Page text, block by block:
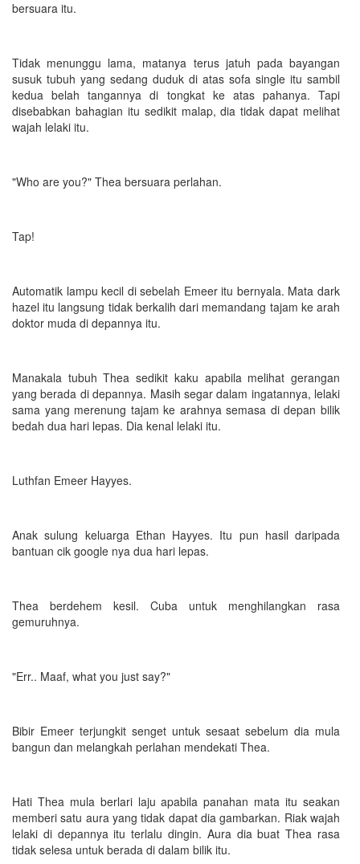
bersuara itu.
Tidak menunggu lama, matanya terus jatuh pada bayangan
susuk tubuh yang sedang duduk di atas sofa single itu sambil
kedua belah tangannya di tongkat ke atas pahanya. Tapi
disebabkan bahagian itu sedikit malap, dia tidak dapat melihat
wajah lelaki itu.
"Who are you?" Thea bersuara perlahan.
Tap!
Automatik lampu kecil di sebelah Emeer itu bernyala. Mata dark
hazel itu langsung tidak berkalih dari memandang tajam ke arah
doktor muda di depannya itu.
Manakala tubuh Thea sedikit kaku apabila melihat gerangan
yang berada di depannya. Masih segar dalam ingatannya, lelaki
sama yang merenung tajam ke arahnya semasa di depan bilik
bedah dua hari lepas. Dia kenal lelaki itu.
Luthfan Emeer Hayyes.
Anak sulung keluarga Ethan Hayyes. Itu pun hasil daripada
bantuan cik google nya dua hari lepas.
Thea berdehem kesil. Cuba untuk menghilangkan rasa
gemuruhnya.
"Err.. Maaf, what you just say?"
Bibir Emeer terjungkit senget untuk sesaat sebelum dia mula
bangun dan melangkah perlahan mendekati Thea.
Hati Thea mula berlari laju apabila panahan mata itu seakan
memberi satu aura yang tidak dapat dia gambarkan. Riak wajah
lelaki di depannya itu terlalu dingin. Aura dia buat Thea rasa
tidak selesa untuk berada di dalam bilik itu.